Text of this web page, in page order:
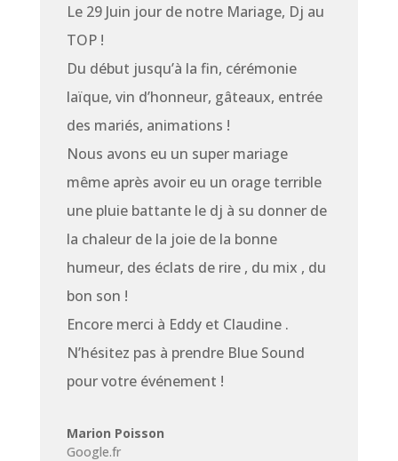
Le 29 Juin jour de notre Mariage, Dj au
TOP !
Du début jusqu’à la fin, cérémonie
laïque, vin d’honneur, gâteaux, entrée
des mariés, animations !
Nous avons eu un super mariage
même après avoir eu un orage terrible
une pluie battante le dj à su donner de
la chaleur de la joie de la bonne
humeur, des éclats de rire , du mix , du
bon son !
Encore merci à Eddy et Claudine .
N’hésitez pas à prendre Blue Sound
pour votre événement !
Marion Poisson
Google.fr